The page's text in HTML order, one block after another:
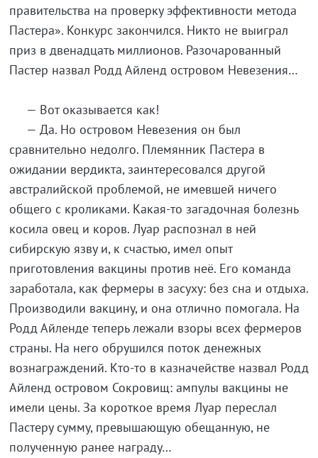
правительства на проверку эффективности метода
Пастера». Конкурс закончился. Никто не выиграл
приз в двенадцать миллионов. Разочарованный
Пастер назвал Родд Айленд островом Невезения…
— Вот оказывается как!
— Да. Но островом Невезения он был
сравнительно недолго. Племянник Пастера в
ожидании вердикта, заинтересовался другой
австралийской проблемой, не имевшей ничего
общего с кроликами. Какая-то загадочная болезнь
косила овец и коров. Луар распознал в ней
сибирскую язву и, к счастью, имел опыт
приготовления вакцины против неё. Его команда
заработала, как фермеры в засуху: без сна и отдыха.
Производили вакцину, и она отлично помогала. На
Родд Айленде теперь лежали взоры всех фермеров
страны. На него обрушился поток денежных
вознаграждений. Кто-то в казначействе назвал Родд
Айленд островом Сокровищ: ампулы вакцины не
имели цены. За короткое время Луар переслал
Пастеру сумму, превышающую обещанную, не
полученную ранее награду…